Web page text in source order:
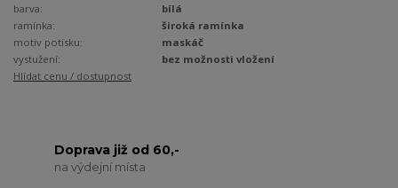
barva:
bílá
ramínka:
široká ramínka
motiv potisku:
maskáč
vystužení:
bez možnosti vložení
Hlídat cenu / dostupnost
Doprava již od 60,-
na výdejní místa